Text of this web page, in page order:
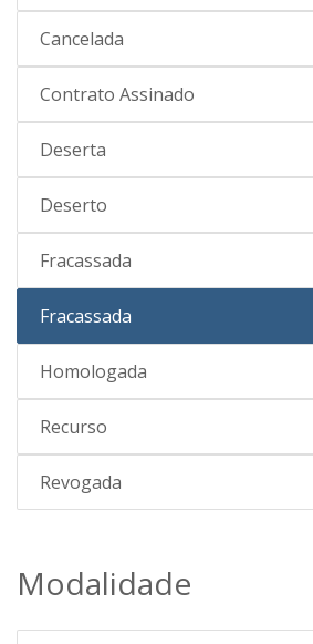
Cancelada
Contrato Assinado
Deserta
Deserto
Fracassada
Fracassada
Homologada
Recurso
Revogada
Modalidade